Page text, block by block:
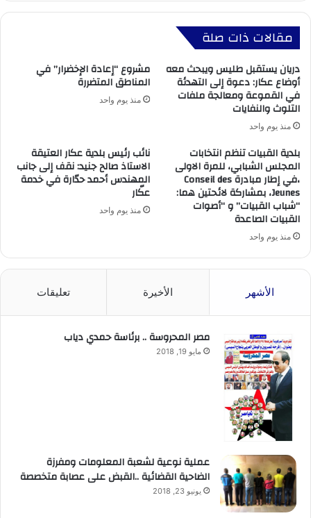
مقالات ذات صلة
دريان يستقبل طليس ويبحث معه
أوضاع عكار: دعوة إلى التهدئة
في القموعة ومعالجة ملفات
التلوث والنفايات
منذ يوم واحد
مشروع “إعادة الإخضرار” في
المناطق المتضررة
منذ يوم واحد
بلدية القبيات تنظم انتخابات
المجلس الشبابي، للمرة الاولى
،في إطار مبادرة Conseil des
Jeunes، بمشاركة لائحتين هما:
“شباب القبيات” و “أصوات
القبيات الصاعدة
منذ يوم واحد
نائب رئيس بلدية عكار العتيقة
الاستاذ صالح جنيد: نقف إلى جانب
المهندس أحمد حدّارة في خدمة
عكّار
منذ يوم واحد
الأشهر الأخيرة تعليقات
مصر المحروسة .. برئاسة حمدي دياب
مايو 19, 2018
عملية نوعية لشعبة المعلومات ومفرزة
الضاحية القضائية ..القبض على عصابة متخصصة
يونيو 23, 2018